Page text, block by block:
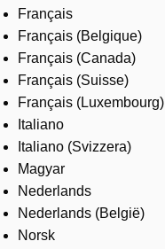
Français
Français (Belgique)
Français (Canada)
Français (Suisse)
Français (Luxembourg)
Italiano
Italiano (Svizzera)
Magyar
Nederlands
Nederlands (België)
Norsk